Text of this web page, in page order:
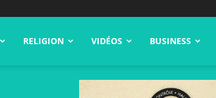
RELIGION VIDÉOS BUSINESS